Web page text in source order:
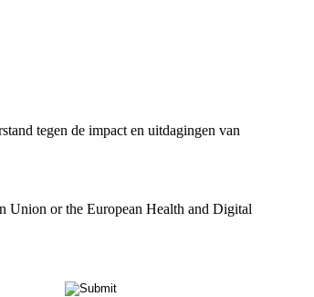
tegen de impact en uitdagingen van
Union or the European Health and Digital